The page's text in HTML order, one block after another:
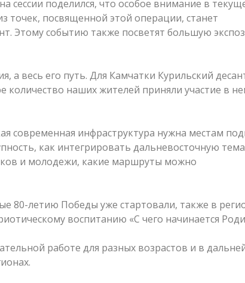
сессии поделился, что особое внимание в
точек, посвященной этой операции, станет
Этому событию также посветят большую
а весь его путь. Для Камчатки Курильский
количество наших жителей приняли участие в
современная инфраструктура нужна местам
как интегрировать дальневосточную
и молодежи, какие маршруты можно
80-летию Победы уже стартовали, также в
воспитанию «С чего начинается
работе для разных возрастов и в